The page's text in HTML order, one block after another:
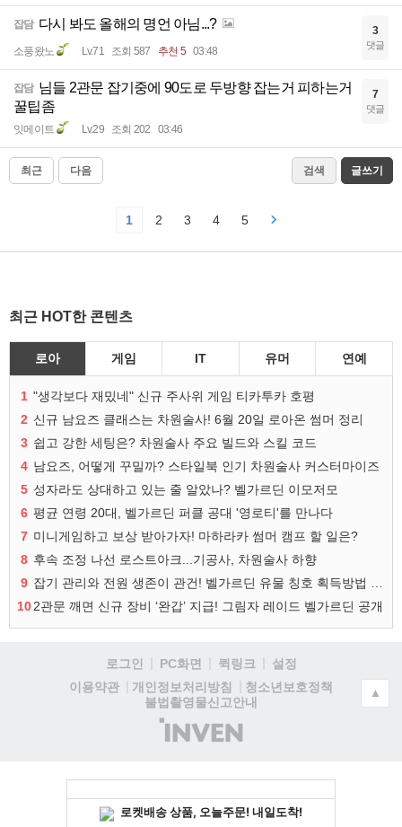
잡담 다시 봐도 올해의 명언 아님...?
소풍왔노 Lv.71 조회 587 추천 5 03:48
3
댓글
잡담 님들 2관문 잡기중에 90도로 두방향 잡는거 피하는거
꿀팁좀
잇메이트 Lv.29 조회 202 03:46
7
댓글
최근 다음 검색 글쓰기
1 2 3 4 5
최근 HOT한 콘텐츠
로아 게임 IT 유머 연예
1 "생각보다 재밌네" 신규 주사위 게임 티카투카 호평
2 신규 남요즈 클래스는 차원술사! 6월 20일 로아온 썸머 정리
3 쉽고 강한 세팅은? 차원술사 주요 빌드와 스킬 코드
4 남요즈, 어떻게 꾸밀까? 스타일북 인기 차원술사 커스터마이즈
5 성자라도 상대하고 있는 줄 알았나? 벨가르딘 이모저모
6 평균 연령 20대, 벨가르딘 퍼클 공대 '영로티'를 만나다
7 미니게임하고 보상 받아가자! 마하라카 썸머 캠프 할 일은?
8 후속 조정 나선 로스트아크...기공사, 차원술사 하향
9
102관문 깨면 신규 장비 ‘완갑’ 지급! 그림자 레이드 벨가르딘 공개
로그인 PC화면 퀵링크
설정
이용약관
개인정보처리방침
청소년보호정책
불법촬영물신고안내
(주)
인
▲